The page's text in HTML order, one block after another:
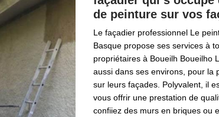
de peinture sur vos
Le façadier professionnel Le
Basque propose ses services à
propriétaires à Boueilh Boueilho
aussi dans ses environs, pour la
sur leurs façades. Polyvalent, il
vous offrir une prestation de
confiiez des murs en briques ou